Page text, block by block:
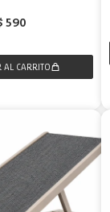
590